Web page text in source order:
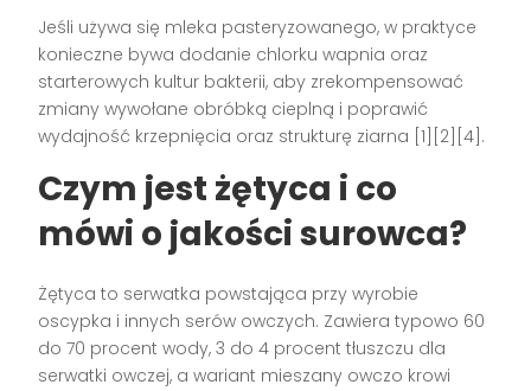
Jeśli używa się mleka pasteryzowanego, w praktyce
konieczne bywa dodanie chlorku wapnia oraz
starterowych kultur bakterii, aby zrekompensować
zmiany wywołane obróbką cieplną i poprawić
wydajność krzepnięcia oraz strukturę ziarna [1][2][4].
Czym jest żętyca i co
mówi o jakości surowca?
Żętyca to serwatka powstająca przy wyrobie
oscypka i innych serów owczych. Zawiera typowo 60
do 70 procent wody, 3 do 4 procent tłuszczu dla
serwatki owczej, a wariant mieszany owczo krowi